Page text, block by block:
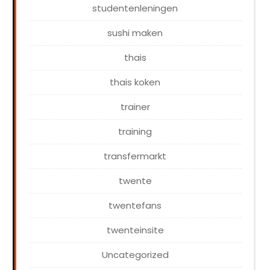
studentenleningen
sushi maken
thais
thais koken
trainer
training
transfermarkt
twente
twentefans
twenteinsite
Uncategorized